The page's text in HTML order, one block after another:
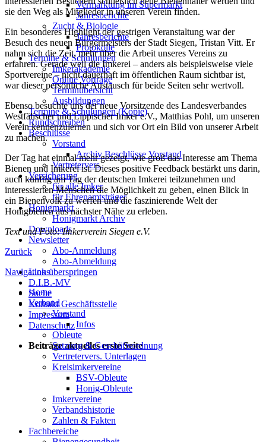
Vermarktung im Supermarkt
Jahresberichte
Zucht & Biologie
Jahresberichte
Protokolle
Termine & Schulungen
Imkerakademie
Online Vorträge
Terminübersicht
Ausbildungen
Termine & Schulungen (Kopie)
Rundschreiben
Beschlüsse
Vorstand
Archiv Beschlüsse Vorstand
Vertretervers.
Versicherung
für alle Imker
für Ehrenamtsträger
Honigmarkt
Honigmarkt Archiv
Downloads
Newsletter
Abo-Anmeldung
Abo-Abmeldung
Links
D.I.B.-MV
Suche
Kontakt Geschäftsstelle
Impressum
Datenschutz
Beiträge aktuelles erste Seite
sie den Weg als Mitglieder in unseren Verein finden.
Ein besonderes Highlight der gestrigen Veranstaltung war der
Besuch des neuen Bürgermeisters der Stadt Siegen, Tristan Vitt. Er
nahm sich die Zeit, mehr über die Arbeit unseres Vereins zu
erfahren. Gerade weil die Imkerei – anders als beispielsweise viele
Sportvereine – nicht dauerhaft im öffentlichen Raum sichtbar ist,
war dieser persönliche Austausch für beide Seiten sehr wertvoll.
Ebenso besuchte uns der neue Vorsitzende des Landesverbandes
Westfälischer und Lippischer Imker e.V., Matthias Pohl, um unseren
Verein kennenzulernen und sich vor Ort ein Bild von unserer Arbeit
zu machen.
Der Tag hat einmal mehr gezeigt, wie groß das Interesse am Thema
Bienen und Imkerei ist. Dieses positive Feedback bestärkt uns darin,
auch künftig am Tag der deutschen Imkerei teilzunehmen und
interessierten Menschen die Möglichkeit zu geben, einen Blick in
ein Bienenvolk zu werfen und die faszinierende Welt der
Honigbienen aus nächster Nähe zu erleben.
Text und Foto: Imkerverein Siegen e.V.
Zurück
Navigation überspringen
Home
Verband
Vorstand
Infos
Obleute
Satzung & Geschäftsordnung
Vertretervers. Unterlagen
Kreisimkervereine
BSV-Obleute
Honig-Obleute
Imkervereine
Verbandshistorie
Zahlen & Fakten
Fachbereiche